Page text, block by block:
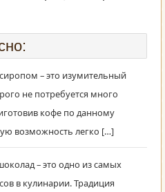
– это изумительный
не потребуется много
кофе по данному
возможность легко […]
– это одно из самых
в кулинарии. Традиция